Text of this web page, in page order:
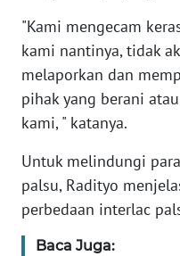
"Kami mengecam
kami nantinya, tidak
melaporkan dan
pihak yang berani
kami, " katanya.
Untuk melindungi
palsu, Radityo
perbedaan interlac
Baca Juga:
Wahana
News
Regional
SUMUT
WN